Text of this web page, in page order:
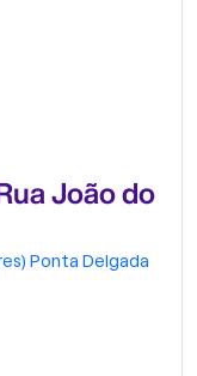
João do
Ponta Delgada